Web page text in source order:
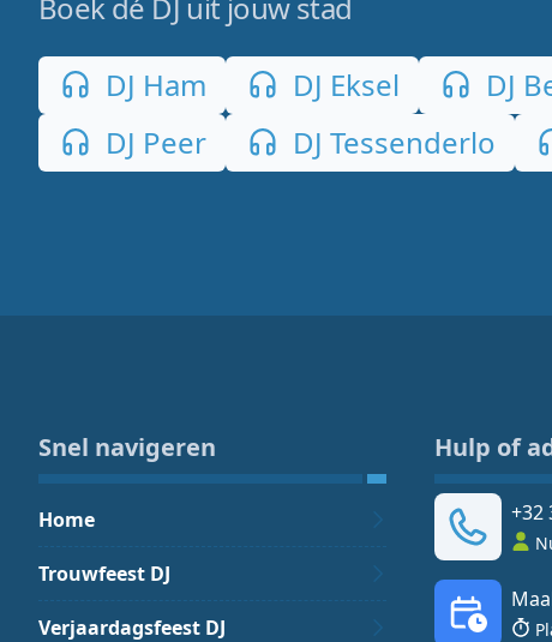
DJ Ham
DJ Eksel DJ
DJ Peer
DJ Tessenderlo
Snel navigeren
Home
Trouwfeest DJ
Verjaardagsfeest DJ
Hulp of
+32